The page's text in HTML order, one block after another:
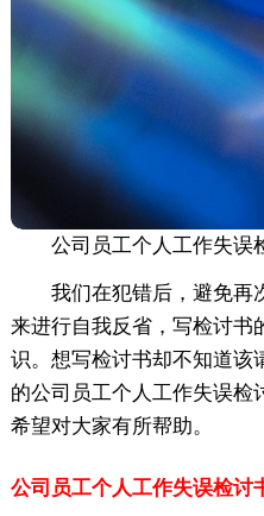
公司员工个人工作失误
我们在犯错后，避免再
来进行自我反省，写检讨书
识。想写检讨书却不知道该
的公司员工个人工作失误检
希望对大家有所帮助。
公司员工个人工作失误检讨